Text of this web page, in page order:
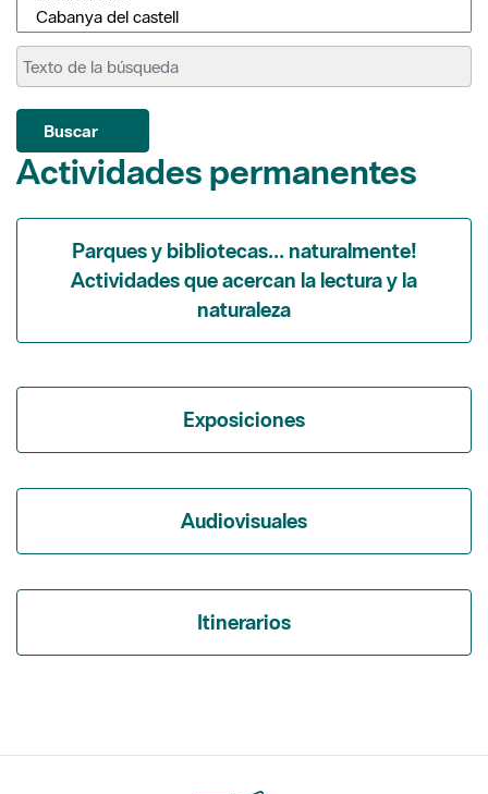
Buscar
Actividades permanentes
Parques y bibliotecas... naturalmente!
Actividades que acercan la lectura y la
Exposiciones
Audiovisuales
Itinerarios